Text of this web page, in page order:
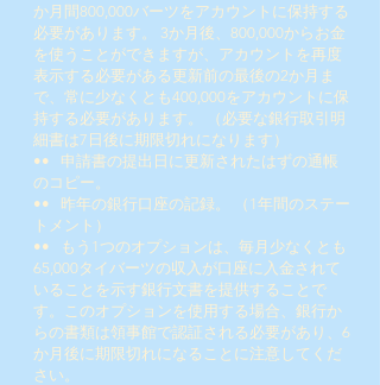
か月間800,000バーツをアカウントに保持する
必要があります。 3か月後、800,000からお金
を使うことができますが、アカウントを再度
表示する必要がある更新前の最後の2か月ま
で、常に少なくとも400,000をアカウントに保
持する必要があります。 （必要な銀行取引明
細書は7日後に期限切れになります）
••
申請書の提出日に更新されたはずの通帳
のコピー。
••
昨年の銀行口座の記録。 （1年間のステー
トメント）
••
もう1つのオプションは、毎月少なくとも
65,000タイバーツの収入が口座に入金されて
いることを示す銀行文書を提供することで
す。このオプションを使用する場合、銀行か
らの書類は領事館で認証される必要があり、6
か月後に期限切れになることに注意してくだ
さい。